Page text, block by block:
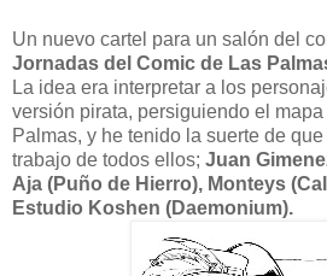
Un nuevo cartel para un salón del
Jornadas del Comic de Las
La idea era interpretar a los
versión pirata, persiguiendo el
Palmas, y he tenido la suerte de
trabajo de todos ellos; Juan
Aja (Puño de Hierro), Monteys
Estudio Koshen (Daemonium).